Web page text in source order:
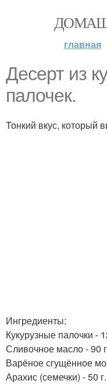
главная
Десерт из
палочек.
Тонкий вкус, который
Ингредиенты:
Кукурузные палочки -
Сливочное масло - 90
Варёное сгущённое
Арахис (семечки) - 50 г.